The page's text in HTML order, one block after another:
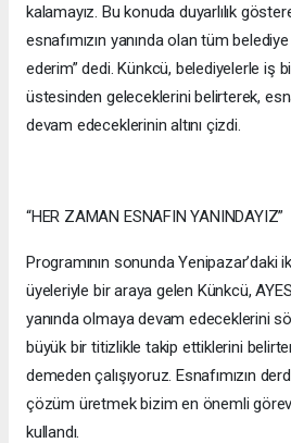
kalamayız. Bu konuda duyarlılık
esnafımızın yanında olan tüm
ederim” dedi. Künkcü, belediyelerle iş
üstesinden geleceklerini belirterek,
devam edeceklerinin altını çizdi.
“HER ZAMAN ESNAFIN YANINDAYIZ”
Programının sonunda Yenipazar’daki
üyeleriyle bir araya gelen Künkcü,
yanında olmaya devam edeceklerini
büyük bir titizlikle takip ettiklerini
demeden çalışıyoruz. Esnafımızın
çözüm üretmek bizim en önemli
kullandı.